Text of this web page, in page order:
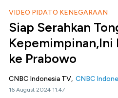
VIDEO PIDATO KENEGARAAN
Siap Serahkan
Kepemimpinan,Ini
ke Prabowo
CNBC Indonesia TV, CNBC
16 August 2024 11:47